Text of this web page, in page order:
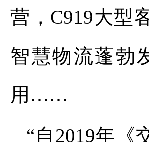
营，C919大型
智慧物流蓬勃
用……
“自2019年《